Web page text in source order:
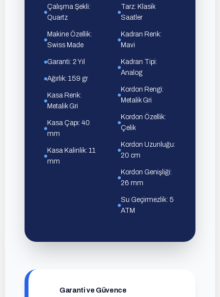
Çalışma Şekli:
Quartz
Makine Özellik:
Swiss Made
Garanti: 2 Yıl
Ağırlık: 159 gr
Kasa Renk:
Metalik Gri
Kasa Çapı: 40
mm
Kasa Kalinlik: 11
mm
Tarz: Klasik
Saatler
Kadran Renk:
Mavi
Kadran Tipi:
Analog
Kordon Rengi:
Metalik Gri
Kordon Özellik:
Çelik
Kordon Uzunluğu:
20 cm
Kordon Genişliği:
26 mm
Su Geçirmezlik: 5
ATM
Garanti ve Güvence